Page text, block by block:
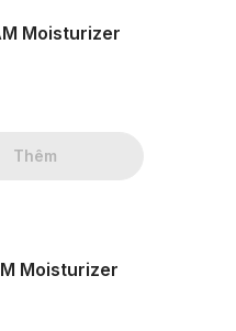
Moisturizer
Thêm
Moisturizer